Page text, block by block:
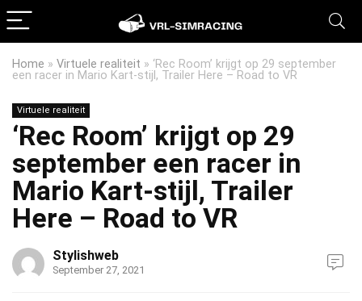
Home » Virtuele realiteit » ‘Rec Room’ krijgt op 29 september
een racer in Mario Kart-stijl, Trailer Here – Road to VR
Virtuele realiteit
‘Rec Room’ krijgt op 29
september een racer in
Mario Kart-stijl, Trailer
Here – Road to VR
Stylishweb
September 27, 2021